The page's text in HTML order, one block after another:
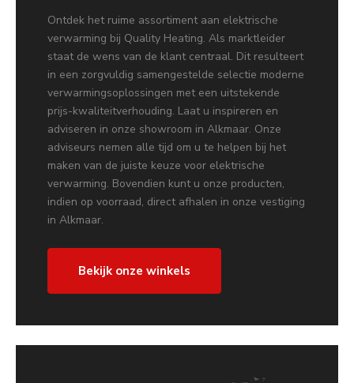
Ontdek het ruime assortiment aan elektrische
verwarming bij Quality Heating. Als marktleider
staat de wens van de klant centraal. Dit resulteert
in een zorgvuldig samengestelde selectie moderne
verwarmingsoplossingen met een uitstekende
prijs-kwaliteitverhouding. Laat u inspireren en
adviseren in onze showroom in Alkmaar. Onze
adviseurs nemen alle tijd om u te helpen bij het
maken van de juiste keuze voor elektrische
verwarming. Bovendien kunt u onze producten,
indien op voorraad, direct afhalen in onze vestiging
in Alkmaar.
Bekijk onze winkels